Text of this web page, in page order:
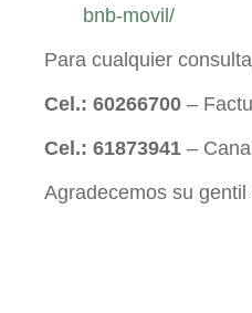
bnb-movil/
Para cualquier
Cel.: 60266700 –
Cel.: 61873941 –
Agradecemos su gentil